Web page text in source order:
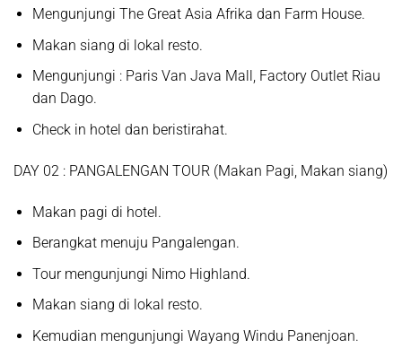
Mengunjungi The Great Asia Afrika dan Farm House.
Makan siang di lokal resto.
Mengunjungi : Paris Van Java Mall, Factory Outlet Riau
dan Dago.
Check in hotel dan beristirahat.
DAY 02 : PANGALENGAN TOUR (Makan Pagi, Makan siang)
Makan pagi di hotel.
Berangkat menuju Pangalengan.
Tour mengunjungi Nimo Highland.
Makan siang di lokal resto.
Kemudian mengunjungi Wayang Windu Panenjoan.